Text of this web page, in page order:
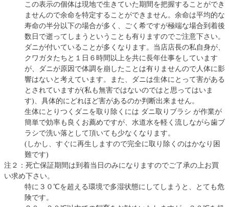
この表示の個体は現地で生きていた期間を把握することができ
ませんので余命を特定することができません。余命は平均的な
寿命の半分以下の場合が多く、ごく希ですが極端な場合到着後
数日で逝ってしまうということも有りますのでご注意下さい。
ダニが付いていることが多くなります。当店店長の私自身が、
クワガタたちと１日６時間以上を共に長年仕事をしています
が、ダニが原因で体調を崩したことは有りませんので人体に影
響はないと考えています。また、ダニは生体にとって害がある
とされていますが(私も無害ではないのではと思ってはいま
す)、具体的にどれほど害があるのか判断出来ません。
生体にとりつくダニを取り除くには ダニ取りブラシ が作業が
簡単で効率も良くお薦めですが、水道水を軽く流しながら歯ブ
ラシで洗い落として頂いても少なくなります。
(しかし、すぐに再生しますので完全に取り除くのはかなり困
難です)
注２：死亡保証期間は到着当日のみになりますのでご了承の上お買
い求め下さい。
特に３０℃を超える環境で多湿状態にしてしまうと、とても危
険です。